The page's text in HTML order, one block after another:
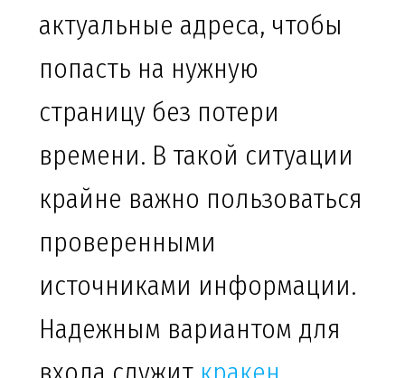
актуальные адреса, чтобы
попасть на нужную
страницу без потери
времени. В такой ситуации
крайне важно пользоваться
проверенными
источниками информации.
Надежным вариантом для